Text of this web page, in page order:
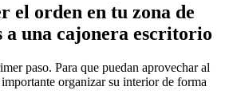
el orden en tu zona de
una cajonera escritorio
paso. Para que puedan aprovechar al
organizar su interior de forma